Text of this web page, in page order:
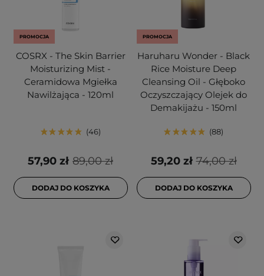
PROMOCJA
COSRX - The Skin Barrier
Moisturizing Mist -
Ceramidowa Mgiełka
Nawilżająca - 120ml
46
89,00 zł
57,90 zł
DODAJ DO KOSZYKA
PROMOCJA
Haruharu Wonder - Black
Rice Moisture Deep
Cleansing Oil - Głęboko
Oczyszczający Olejek do
Demakijażu - 150ml
88
74,00 zł
59,20 zł
DODAJ DO KOSZYKA